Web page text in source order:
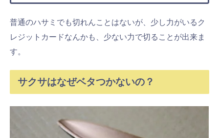
普通のハサミでも切れんことはないが、少し力がいるク
レジットカードなんかも、少ない力で切ることが出来ま
す。
サクサはなぜベタつかないの？